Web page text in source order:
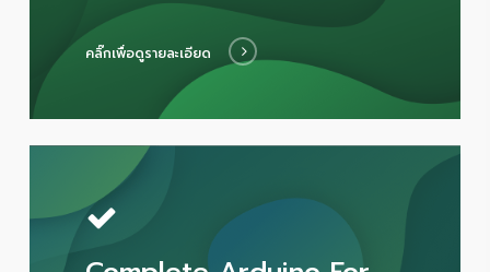
คลิ๊กเพื่อดูรายละเอียด